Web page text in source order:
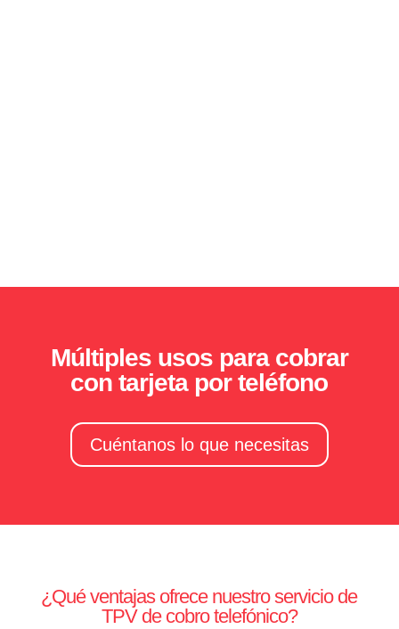
Múltiples usos para cobrar
con tarjeta por teléfono
Cuéntanos lo que necesitas
¿Qué ventajas ofrece nuestro servicio de
TPV de cobro telefónico?